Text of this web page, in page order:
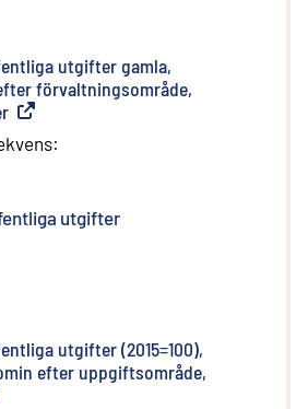
utgifter gamla,
förvaltningsområde,
Extern länk
:
utgifter
utgifter (2015=100),
efter uppgiftsområde,
länk